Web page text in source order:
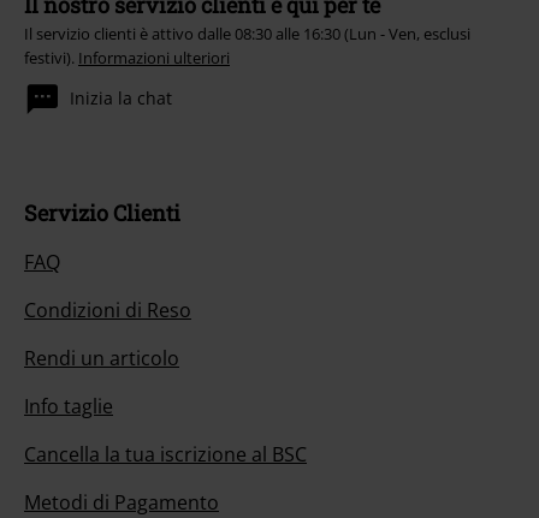
Il servizio clienti è attivo dalle 08:30 alle 16:30 (Lun - Ven, esclusi
festivi). Informazioni ulteriori
Inizia la chat
Servizio Clienti
FAQ
Condizioni di Reso
Rendi un articolo
Info taglie
Cancella la tua iscrizione al BSC
Metodi di Pagamento